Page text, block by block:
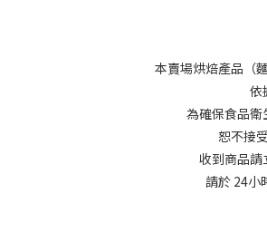
本賣場烘焙產品（
依
為確保食品衛
恕不接
收到商品請
請於 24小